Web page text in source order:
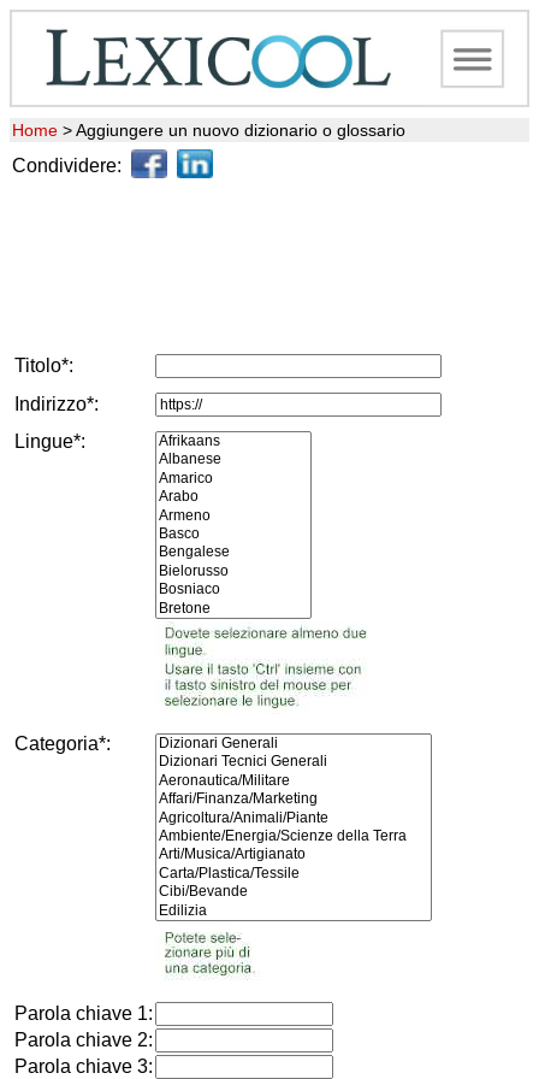
Home >Aggiungere un nuovo dizionario o glossario
Condividere:
Titolo*:
Indirizzo*:
Lingue*:
Categoria*:
Parola chiave 1:
Parola chiave 2:
Parola chiave 3: